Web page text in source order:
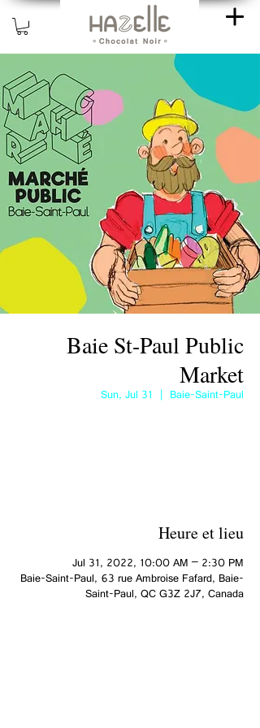
Baie St-Paul Public
Market
Sun, Jul 31
  |
Baie-Saint-Paul
Heure et lieu
Jul 31, 2022, 10:00 AM – 2:30 PM
Baie-Saint-Paul, 63 rue Ambroise Fafard, Baie-
Saint-Paul, QC G3Z 2J7, Canada